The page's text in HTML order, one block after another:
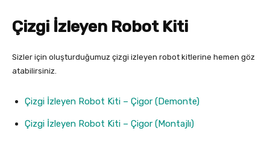
Çizgi İzleyen Robot Kiti
Sizler için oluşturduğumuz çizgi izleyen robot kitlerine hemen göz
atabilirsiniz.
Çizgi İzleyen Robot Kiti – Çigor (Demonte)
Çizgi İzleyen Robot Kiti – Çigor (Montajlı)